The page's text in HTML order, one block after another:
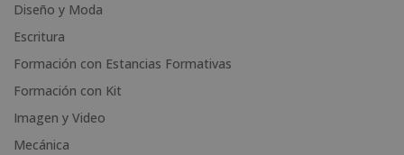
e
:
Diseño y Moda
Escritura
Formación con Estancias Formativas
Formación con Kit
Imagen y Video
Mecánica